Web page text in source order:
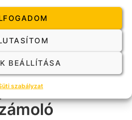
BEÁLLÍTÁSA
szabályzat
ezen szekciójának célja,
EAGT tagok számára,
Elnökségi
05-6 –